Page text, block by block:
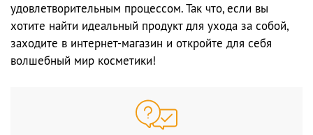
удовлетворительным процессом. Так что, если вы
хотите найти идеальный продукт для ухода за собой,
заходите в интернет-магазин и откройте для себя
волшебный мир косметики!